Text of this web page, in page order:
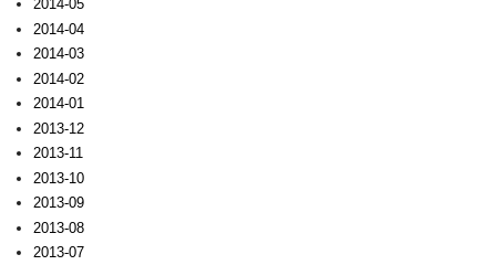
2014-05
2014-04
2014-03
2014-02
2014-01
2013-12
2013-11
2013-10
2013-09
2013-08
2013-07